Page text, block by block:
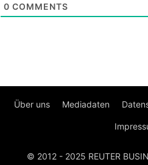
0 COMMENTS
Über uns Mediadaten
© 2012 - 2025 REUTER